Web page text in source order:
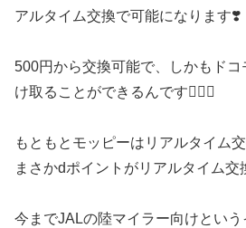
アルタイム交換で可能になります❣️
500円から交換可能で、しかもド
け取ることができるんです🙋‍♀️✨
もともとモッピーはリアルタイム
まさかdポイントがリアルタイム交
今までJALの陸マイラー向けという